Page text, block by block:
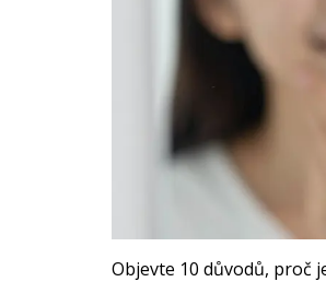
Objevte 10 důvodů, proč